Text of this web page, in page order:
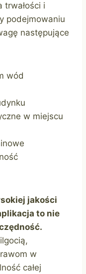
trwałości i
podejmowaniu
następujące
wód
w miejscu
jakości
to nie
w
całej